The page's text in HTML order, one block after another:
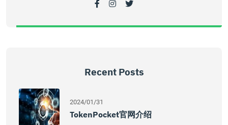
Recent Posts
2024/01/31
TokenPocket官网介绍